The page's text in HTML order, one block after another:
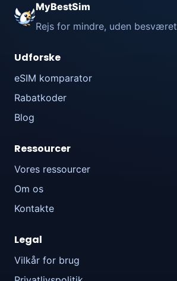
MyBestSim
Rejs for mindre, uden besværet
Udforske
eSIM komparator
Rabatkoder
Blog
Ressourcer
Vores ressourcer
Om os
Kontakte
Legal
Vilkår for brug